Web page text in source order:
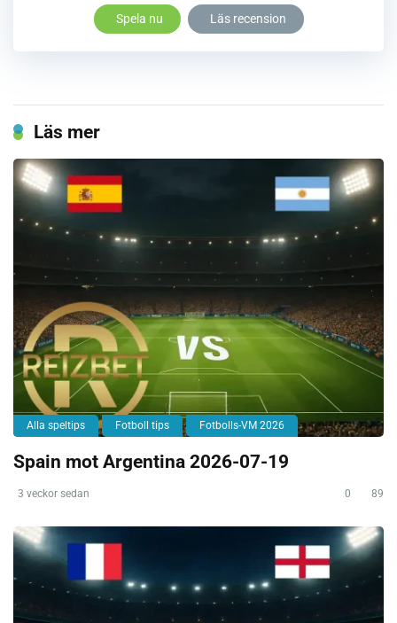
Spela nu Läs recension
Läs mer
Alla speltips Fotboll tips Fotbolls-VM 2026
Spain mot Argentina 2026-07-19
3 veckor sedan 0 89